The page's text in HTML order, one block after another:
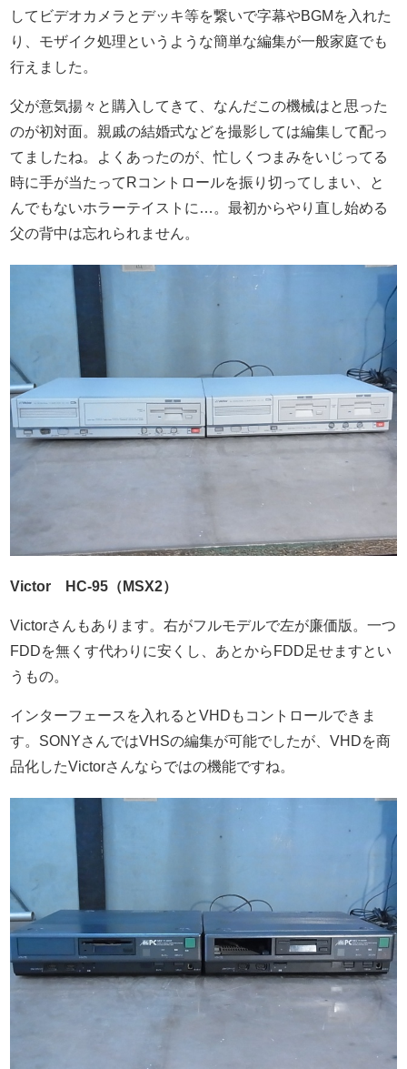
してビデオカメラとデッキ等を繋いで字幕やBGMを入れた
り、モザイク処理というような簡単な編集が一般家庭でも
行えました。
父が意気揚々と購入してきて、なんだこの機械はと思った
のが初対面。親戚の結婚式などを撮影しては編集して配っ
てましたね。よくあったのが、忙しくつまみをいじってる
時に手が当たってRコントロールを振り切ってしまい、と
んでもないホラーテイストに…。最初からやり直し始める
父の背中は忘れられません。
Victor HC-95（MSX2）
Victorさんもあります。右がフルモデルで左が廉価版。一つ
FDDを無くす代わりに安くし、あとからFDD足せますとい
うもの。
インターフェースを入れるとVHDもコントロールできま
す。SONYさんではVHSの編集が可能でしたが、VHDを商
品化したVictorさんならではの機能ですね。